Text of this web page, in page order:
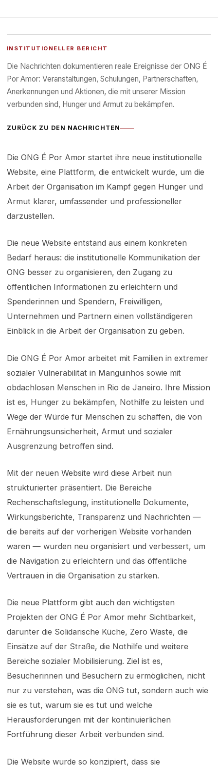
INSTITUTIONELLER BERICHT
Die Nachrichten dokumentieren reale Ereignisse der ONG É
Por Amor: Veranstaltungen, Schulungen, Partnerschaften,
Anerkennungen und Aktionen, die mit unserer Mission
verbunden sind, Hunger und Armut zu bekämpfen.
ZURÜCK ZU DEN NACHRICHTEN
Die ONG É Por Amor startet ihre neue institutionelle
Website, eine Plattform, die entwickelt wurde, um die
Arbeit der Organisation im Kampf gegen Hunger und
Armut klarer, umfassender und professioneller
darzustellen.
Die neue Website entstand aus einem konkreten
Bedarf heraus: die institutionelle Kommunikation der
ONG besser zu organisieren, den Zugang zu
öffentlichen Informationen zu erleichtern und
Spenderinnen und Spendern, Freiwilligen,
Unternehmen und Partnern einen vollständigeren
Einblick in die Arbeit der Organisation zu geben.
Die ONG É Por Amor arbeitet mit Familien in extremer
sozialer Vulnerabilität in Manguinhos sowie mit
obdachlosen Menschen in Rio de Janeiro. Ihre Mission
ist es, Hunger zu bekämpfen, Nothilfe zu leisten und
Wege der Würde für Menschen zu schaffen, die von
Ernährungsunsicherheit, Armut und sozialer
Ausgrenzung betroffen sind.
Mit der neuen Website wird diese Arbeit nun
strukturierter präsentiert. Die Bereiche
Rechenschaftslegung, institutionelle Dokumente,
Wirkungsberichte, Transparenz und Nachrichten —
die bereits auf der vorherigen Website vorhanden
waren — wurden neu organisiert und verbessert, um
die Navigation zu erleichtern und das öffentliche
Vertrauen in die Organisation zu stärken.
Die neue Plattform gibt auch den wichtigsten
Projekten der ONG É Por Amor mehr Sichtbarkeit,
darunter die Solidarische Küche, Zero Waste, die
Einsätze auf der Straße, die Nothilfe und weitere
Bereiche sozialer Mobilisierung. Ziel ist es,
Besucherinnen und Besuchern zu ermöglichen, nicht
nur zu verstehen, was die ONG tut, sondern auch wie
sie es tut, warum sie es tut und welche
Herausforderungen mit der kontinuierlichen
Fortführung dieser Arbeit verbunden sind.
Die Website wurde so konzipiert, dass sie